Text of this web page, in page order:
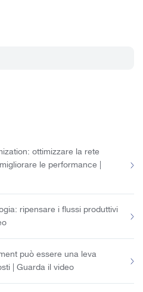
ottimizzare la rete
le performance |
ripensare i flussi produttivi
può essere una leva
| Guarda il video